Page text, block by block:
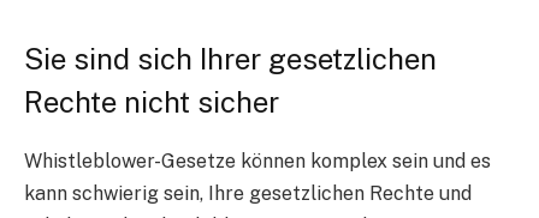
Sie sind sich Ihrer gesetzlichen
Rechte nicht sicher
Whistleblower-Gesetze können komplex sein und es
kann schwierig sein, Ihre gesetzlichen Rechte und